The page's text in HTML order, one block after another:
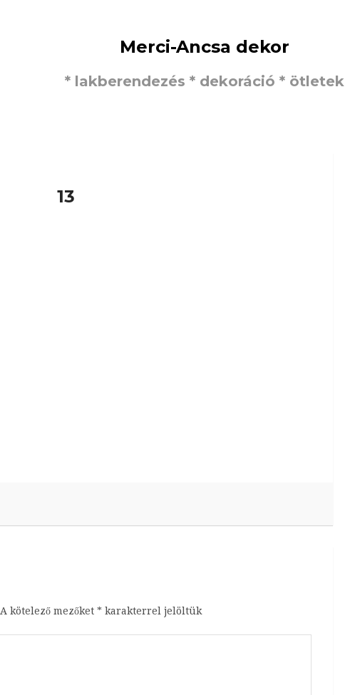
Merci-Ancsa dekor
* lakberendezés * dekoráció * ötletek
13
A kötelező mezőket * karakterrel jelöltük